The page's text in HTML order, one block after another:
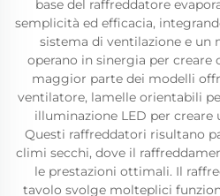
base del raffreddatore
semplicità ed efficacia,
sistema di ventilazione e un
operano in sinergia per
maggior parte dei modelli
ventilatore, lamelle orientabili
illuminazione LED per creare
Questi raffreddatori risultano
climi secchi, dove il
le prestazioni ottimali. Il
tavolo svolge molteplici